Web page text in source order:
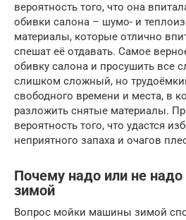
вероятность того, что она
обивки салона – шумо- и
материалы, которые отлично
спешат её отдавать. Самое
обивку салона и просушить все
слишком сложный, но
свободного времени и места, в
разложить снятые материалы.
вероятность того, что удастся
неприятного запаха и очагов
Почему надо или не
зимой
Вопрос мойки машины зимой